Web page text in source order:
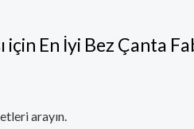
En İyi Bez Çanta
arayın.